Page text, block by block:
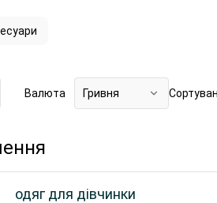
Валюта Гривня
одяг для дівчинки